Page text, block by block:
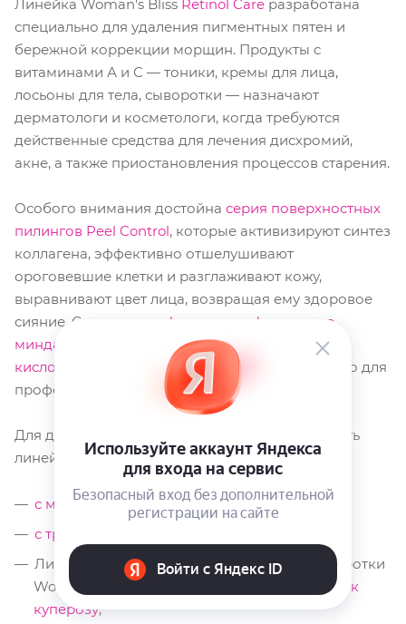
Линейка Woman's Bliss Retinol Care разработана
специально для удаления пигментных пятен и
бережной коррекции морщин. Продукты с
витаминами А и С — тоники, кремы для лица,
лосьоны для тела, сыворотки — назначают
дерматологи и косметологи, когда требуются
действенные средства для лечения дисхромий,
акне, а также приостановления процессов старения.
Особого внимания достойна серия поверхностных
пилингов Peel Control, которые активизируют синтез
коллагена, эффективно отшелушивают
ороговевшие клетки и разглаживают кожу,
выравнивают цвет лица, возвращая ему здоровое
сияние. Сюда входят
фитиновые фероловые
миндальные
азелаиновые,гликолевые
с AHA-
кислотами
продукты. Средства подходят только для
профессионального применения.
Для домашнего использования лучше выбирать
линейки:
с муцином улитки;
с трипептидом
Линейка
Revitime- включает кремы и сыворотки
Woman's Blissдля ухода за кожей, склонной к
куперозу;